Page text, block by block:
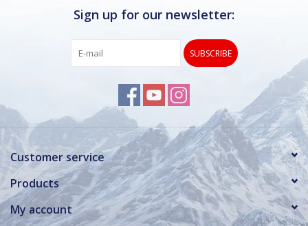
Sign up for our newsletter:
SUBSCRIBE
Customer service
Products
My account